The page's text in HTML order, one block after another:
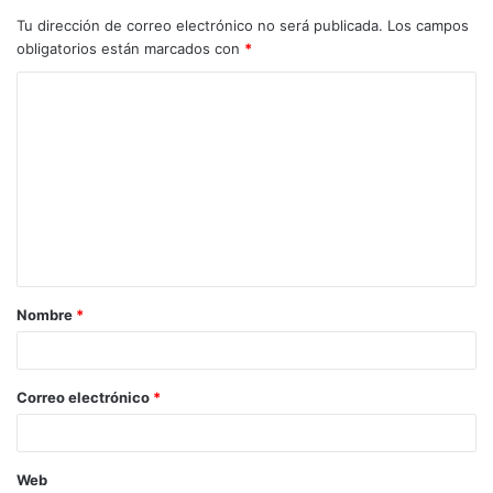
Tu dirección de correo electrónico no será publicada. Los campos
obligatorios están marcados con *
Nombre *
Correo electrónico *
Web